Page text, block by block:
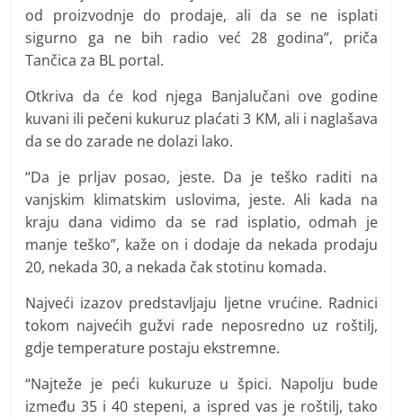
od proizvodnje do prodaje, ali da se ne isplati
sigurno ga ne bih radio već 28 godina”, priča
Tančica za BL portal.
Otkriva da će kod njega Banjalučani ove godine
kuvani ili pečeni kukuruz plaćati 3 KM, ali i naglašava
da se do zarade ne dolazi lako.
“Da je prljav posao, jeste. Da je teško raditi na
vanjskim klimatskim uslovima, jeste. Ali kada na
kraju dana vidimo da se rad isplatio, odmah je
manje teško”, kaže on i dodaje da nekada prodaju
20, nekada 30, a nekada čak stotinu komada.
Najveći izazov predstavljaju ljetne vrućine. Radnici
tokom najvećih gužvi rade neposredno uz roštilj,
gdje temperature postaju ekstremne.
“Najteže je peći kukuruze u špici. Napolju bude
između 35 i 40 stepeni, a ispred vas je roštilj, tako